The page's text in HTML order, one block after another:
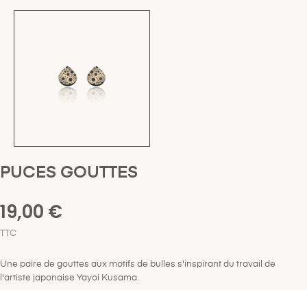
PUCES GOUTTES
19,00 €
TTC
Une paire de gouttes aux motifs de bulles s'inspirant du travail de
l'artiste japonaise Yayoi Kusama.